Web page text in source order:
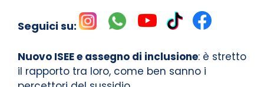
Seguici su:
Nuovo ISEE e assegno di inclusione: è stretto
il rapporto tra loro, come ben sanno i